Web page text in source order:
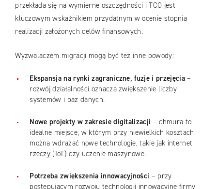
przekłada się na wymierne oszczędności i TCO jest
kluczowym wskaźnikiem przydatnym w ocenie stopnia
realizacji założonych celów finansowych.
Wyzwalaczem migracji mogą być też inne powody:
Ekspansja na rynki zagraniczne, fuzje i przejęcia –
rozwój działalności oznacza zwiększenie liczby
systemów i baz danych.
Nowe projekty w zakresie digitalizacji – chmura to
idealne miejsce, w którym przy niewielkich kosztach
można wdrażać nowe technologie, takie jak internet
rzeczy (IoT) czy uczenie maszynowe.
Potrzeba zwiększenia innowacyjności – przy
postępującym rozwoju technologii innowacyjne firmy